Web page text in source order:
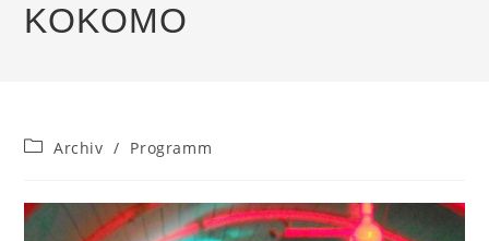
KOKOMO
Beitrags-
Archiv / Programm